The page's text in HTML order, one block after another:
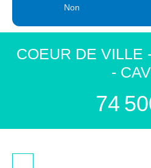
Non
COEUR DE VILLE
-
74